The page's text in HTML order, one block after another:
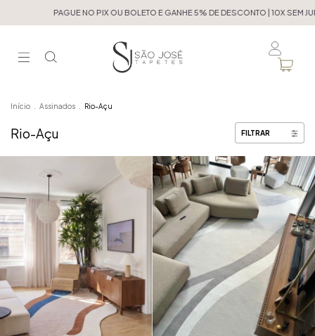
PAGUE NO PIX OU BOLETO E GANHE 5% DE DESCONTO | 10X SEM JUROS
Início Assinados Rio-Açu
Rio-Açu FILTRAR